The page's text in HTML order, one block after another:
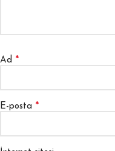
Ad *
E-posta *